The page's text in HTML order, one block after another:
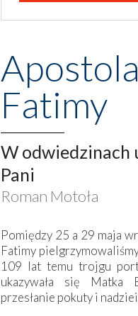
Fatimy
W odwiedzinach
Pani
Roman Motoła
Pomiędzy 25 a 29 maja
Fatimy
109 lat temu trojgu
ukazywała się Matka
przesłanie pokuty i